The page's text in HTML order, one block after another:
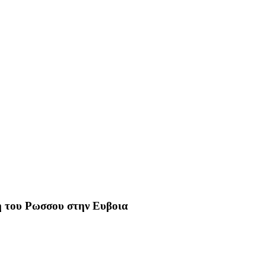
του Ρωσσου στην Ευβοια